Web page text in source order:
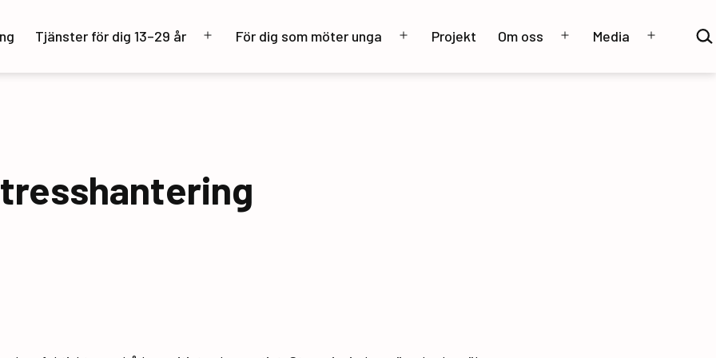
Tjänster för dig 13–29 år
ÖppnaFör dig som möter unga
ÖppnaProjekt Om oss
ÖppnaMedia
Öppna
Sök
…